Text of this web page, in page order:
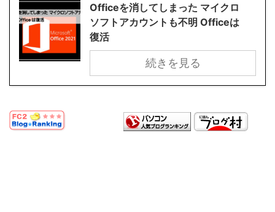
Officeを消してしまった マイクロ
ソフトアカウントも不明 Officeは
復活
続きを見る